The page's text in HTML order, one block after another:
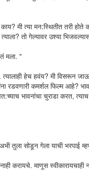
मी त्या मन:स्थितीत तरी होते
तो गेल्यावर उश्या
मला. "
हेच हवंय? मी विसरून
रडवणारी कमर्शल फिल्म
भावनांचा चुराडा करत,
तुला सोडून गेला याची भरपाई
करायचे. माणूस